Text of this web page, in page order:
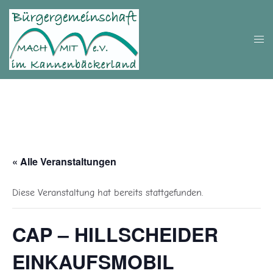
Zum
Inhalt
springen
« Alle Veranstaltungen
Diese Veranstaltung hat bereits stattgefunden.
CAP – HILLSCHEIDER
EINKAUFSMOBIL